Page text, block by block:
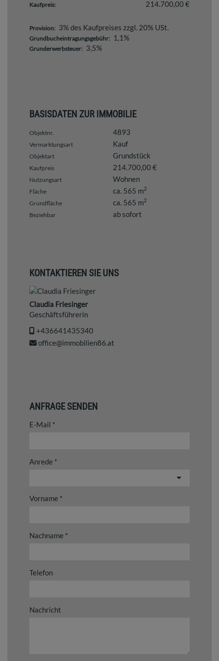
Kaufpreis: 214.700,00 €
Provision: 3% des Kaufpreises zzgl. 20% USt.
Grundbucheintragungsgebühr: 1,1%
Grunderwerbsteuer: 3,5%
BASISDATEN ZUR IMMOBILIE
Objektnr. 4893
Vermarktungsart Kauf
Objektart Grundstück
Kaufpreis 214.700,00 €
Nutzungsart Wohnen
Fläche ca. 565 m2
Grundfläche ca. 565 m2
Beziehbar ab sofort
KONTAKTIEREN SIE UNS
Claudia Friesinger
Geschäftsführerin
+436641435340
office@immobilien86.at
ANFRAGE SENDEN
E-Mail
Anrede
Vorname
Nachname
Telefon
Nachricht